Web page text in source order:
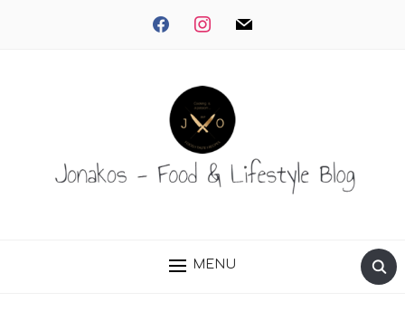
facebookinstagrammail
MENU